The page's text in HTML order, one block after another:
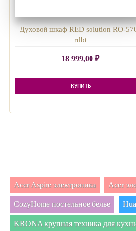
Духовой шкаф RED solution RO-
rdbt
18 999,00₽
КУПИТЬ
Acer Aspire электроника Acer
CozyHome постельное белье
KRONA крупная техника для